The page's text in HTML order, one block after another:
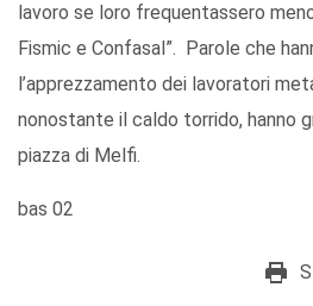
lavoro se loro frequentassero
Fismic e Confasal”. Parole che
l’apprezzamento dei lavoratori
nonostante il caldo torrido, hanno
piazza di Melfi.
bas 02